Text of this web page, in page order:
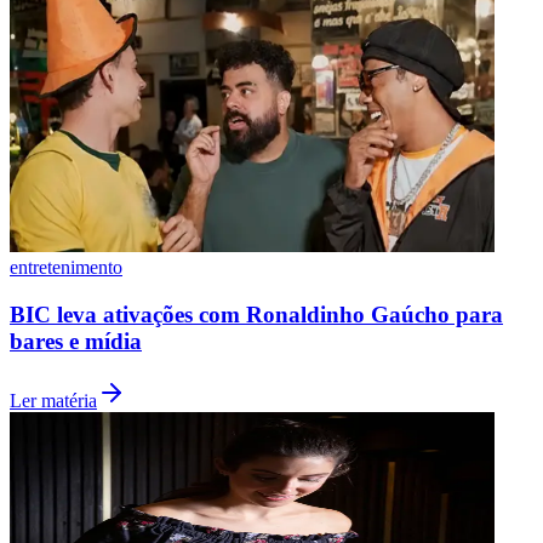
Botafogo
entretenimento
BIC leva ativações com Ronaldinho Gaúcho para
bares e mídia
Ler matéria